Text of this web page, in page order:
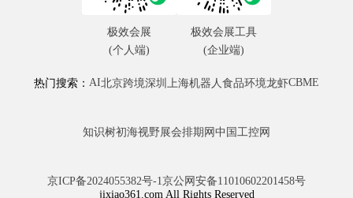
热门搜索： AI北京跨境深圳 上海机器人食品环境龙虾CBME
知识树初海视野展会排期网 中国工控网
京ICP备2024055382号-1京公网安备11010602201458号
jixiao361.com All Rights Reserved
极效会展
(个人端)
极效会展工具
(企业端)